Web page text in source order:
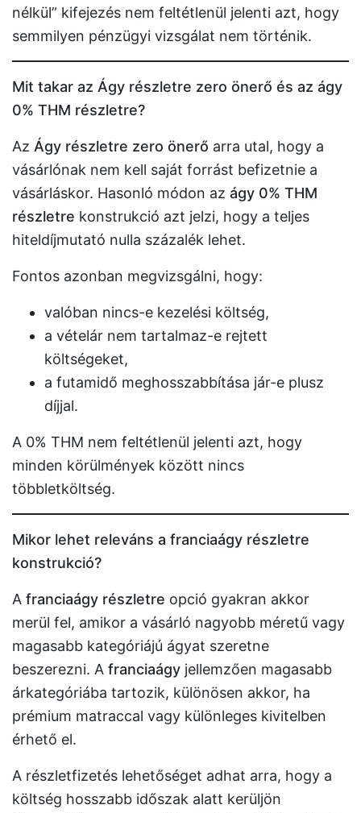
nélkül” kifejezés nem feltétlenül jelenti azt, hogy
semmilyen pénzügyi vizsgálat nem történik.
Mit takar az Ágy részletre zero önerő és az ágy
0% THM részletre?
Az Ágy részletre zero önerő arra utal, hogy a
vásárlónak nem kell saját forrást befizetnie a
vásárláskor. Hasonló módon az ágy 0% THM
részletre konstrukció azt jelzi, hogy a teljes
hiteldíjmutató nulla százalék lehet.
Fontos azonban megvizsgálni, hogy:
valóban nincs-e kezelési költség,
a vételár nem tartalmaz-e rejtett
költségeket,
a futamidő meghosszabbítása jár-e plusz
díjjal.
A 0% THM nem feltétlenül jelenti azt, hogy
minden körülmények között nincs
többletköltség.
Mikor lehet releváns a franciaágy részletre
konstrukció?
A franciaágy részletre opció gyakran akkor
merül fel, amikor a vásárló nagyobb méretű vagy
magasabb kategóriájú ágyat szeretne
beszerezni. A franciaágy jellemzően magasabb
árkategóriába tartozik, különösen akkor, ha
prémium matraccal vagy különleges kivitelben
érhető el.
A részletfizetés lehetőséget adhat arra, hogy a
költség hosszabb időszak alatt kerüljön